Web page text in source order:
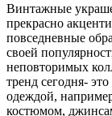
Винтажные
прекрасно
повседневные
своей
неповторимых
тренд сегодня-
одеждой,
костюмом,